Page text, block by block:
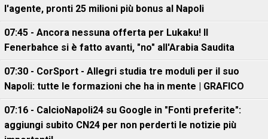
l'agente, pronti 25 milioni più bonus al Napoli
07:45 - Ancora nessuna offerta per Lukaku! Il
Fenerbahce si è fatto avanti, "no" all'Arabia Saudita
07:30 - CorSport - Allegri studia tre moduli per il suo
Napoli: tutte le formazioni che ha in mente | GRAFICO
07:16 - CalcioNapoli24 su Google in "Fonti preferite":
aggiungi subito CN24 per non perderti le notizie più